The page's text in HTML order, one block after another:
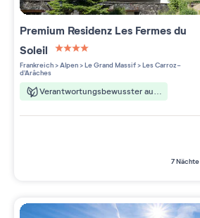
Premium Residenz Les Fermes du
Soleil
4 étoiles sur 5
Frankreich>Alpen>Le Grand Massif>Les Carroz-
d'Arâches
Verantwortungsbewusster aufenthalt
7